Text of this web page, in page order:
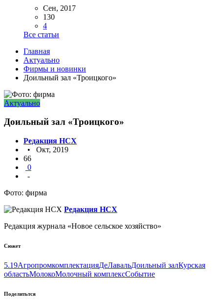
Сен, 2017
130
4
Все статьи
Главная
Актуально
Фирмы и новинки
Доильный зал «Троицкого»
Актуально
Доильный зал «Троицкого»
Редакция НСХ
• Окт, 2019
66
0
-
Фото: фирма
Редакция НСХ
Редакция журнала «Новое сельское хозяйство»
Сюжет
5.19АгропромкомплектацияДеЛавальДоильный залКурская
областьМолокоМолочный комплексСобытие
Поделитьтся